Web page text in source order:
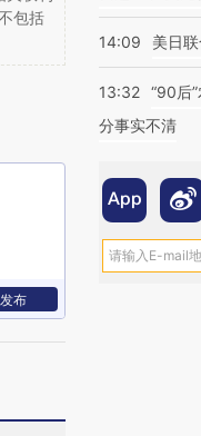
包括
发布
14:09 美日
13:32 “90后
分事实不清